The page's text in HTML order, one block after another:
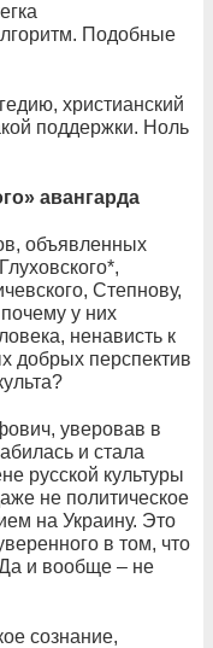
Подобные
христианский
поддержки. Ноль
авангарда
объявленных
Степнову,
у них
ненависть к
добрых перспектив
уверовав в
и стала
русской культуры
не политическое
на Украину. Это
в том, что
и вообще – не
сознание,